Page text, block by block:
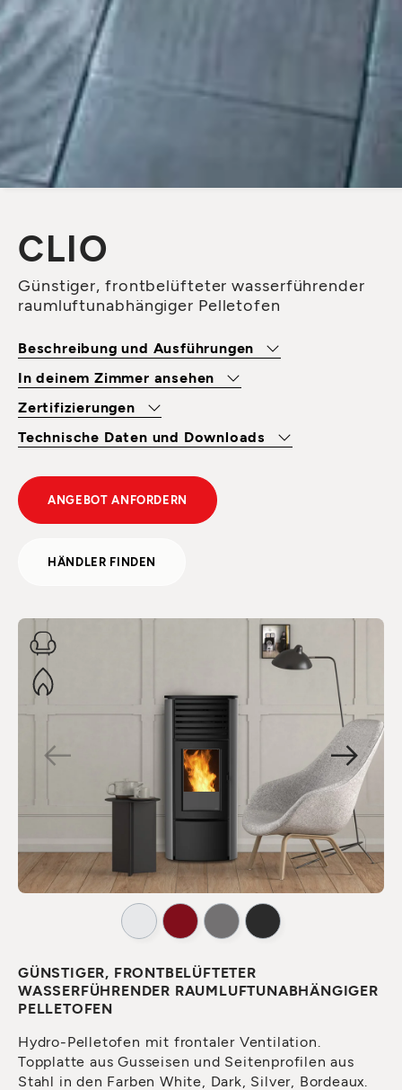
CLIO
Günstiger, frontbelüfteter wasserführender
raumluftunabhängiger Pelletofen
Beschreibung und Ausführungen
In deinem Zimmer ansehen
Zertifizierungen
Technische Daten und Downloads
ANGEBOT ANFORDERN
HÄNDLER FINDEN
GÜNSTIGER, FRONTBELÜFTETER
WASSERFÜHRENDER RAUMLUFTUNABHÄNGIGER
PELLETOFEN
Hydro-Pelletofen mit frontaler Ventilation.
Topplatte aus Gusseisen und Seitenprofilen aus
Stahl in den Farben White, Dark, Silver, Bordeaux.